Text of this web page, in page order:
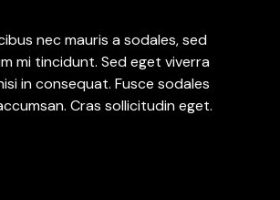
nec mauris a sodales, sed
mi tincidunt. Sed eget viverra
in consequat. Fusce sodales
Cras sollicitudin eget.